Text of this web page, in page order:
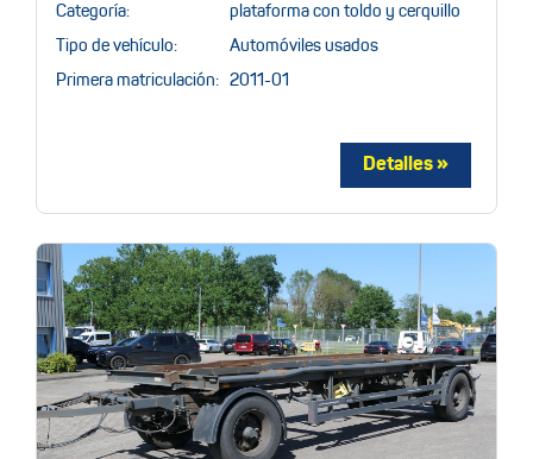
Categoría: plataforma con toldo y cerquillo
Tipo de vehículo: Automóviles usados
Primera matriculación: 2011-01